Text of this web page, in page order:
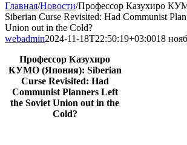
Главная/Новости/Профессор Казухиро
Siberian Curse Revisited: Had Communist
Union out in the Cold?
webadmin2024-11-18T22:50:19+03:0018
Профессор Казухиро
КУМО(Япония): Siberian
Curse Revisited: Had
Communist Planners Left
the Soviet Union out in the
Cold?